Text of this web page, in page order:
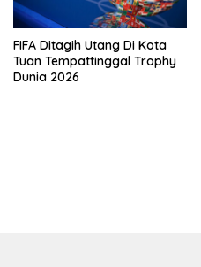
FIFA Ditagih Utang Di Kota
Tuan Tempattinggal Trophy
Dunia 2026